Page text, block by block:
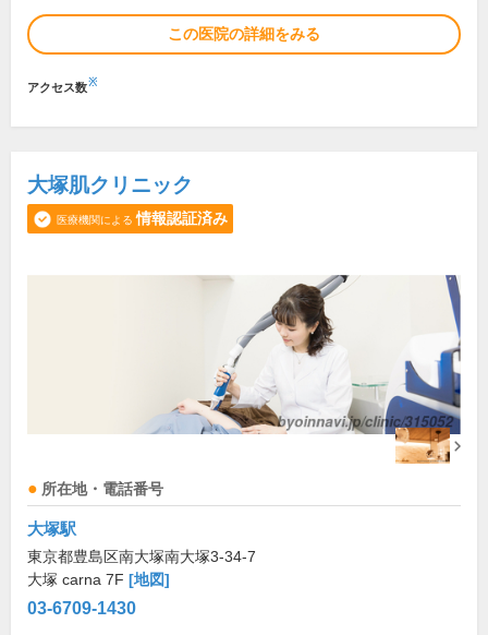
この医院の詳細をみる
アクセス数※
大塚肌クリニック
医療機関による 情報認証済み
所在地・電話番号
大塚駅
東京都豊島区南大塚南大塚3-34-7
大塚 carna 7F [地図]
03-6709-1430